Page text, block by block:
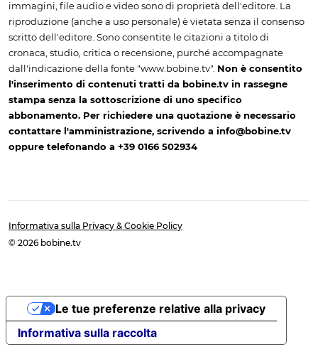
immagini, file audio e video sono di proprietà dell'editore. La
riproduzione (anche a uso personale) è vietata senza il consenso
scritto dell'editore. Sono consentite le citazioni a titolo di
cronaca, studio, critica o recensione, purché accompagnate
dall'indicazione della fonte "www.bobine.tv". Non è consentito
l'inserimento di contenuti tratti da bobine.tv in rassegne
stampa senza la sottoscrizione di uno specifico
abbonamento. Per richiedere una quotazione è necessario
contattare l'amministrazione, scrivendo a info@bobine.tv
oppure telefonando a +39 0166 502934
Informativa sulla Privacy & Cookie Policy
© 2026 bobine.tv
Informativa sulla raccolta
Le tue preferenze relative alla privacy